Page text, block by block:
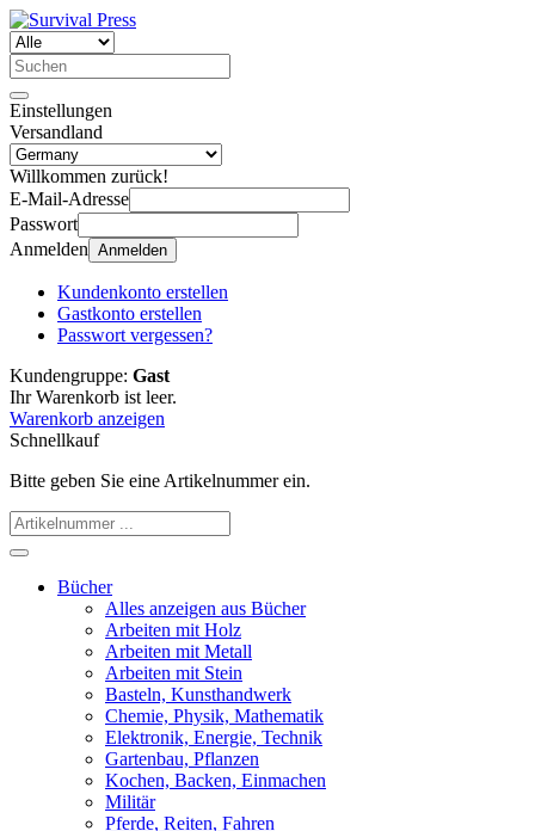
Einstellungen
Versandland
Willkommen zurück!
E-Mail-Adresse
Passwort
Anmelden Anmelden
Kundenkonto erstellen
Gastkonto erstellen
Passwort vergessen?
Kundengruppe: Gast
Ihr Warenkorb ist leer.
Warenkorb anzeigen
Schnellkauf
Bitte geben Sie eine Artikelnummer ein.
Bücher
Alles anzeigen aus Bücher
Arbeiten mit Holz
Arbeiten mit Metall
Arbeiten mit Stein
Basteln, Kunsthandwerk
Chemie, Physik, Mathematik
Elektronik, Energie, Technik
Gartenbau, Pflanzen
Kochen, Backen, Einmachen
Militär
Pferde, Reiten, Fahren